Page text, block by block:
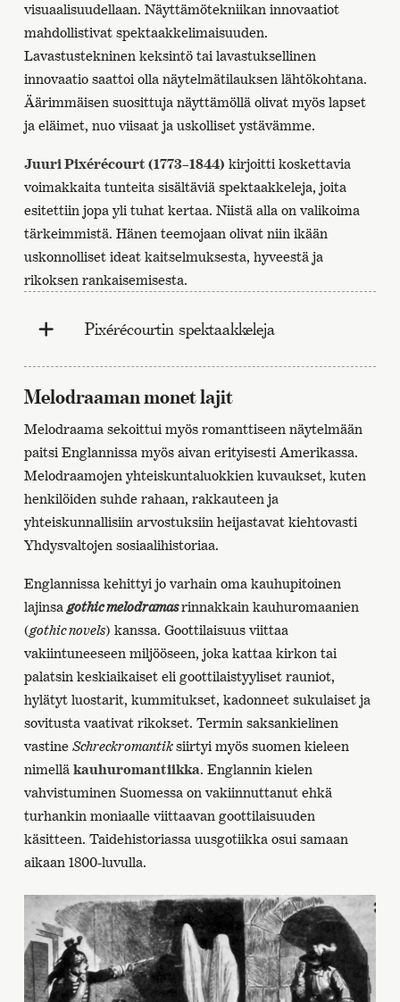
visuaalisuudellaan. Näyttämötekniikan innovaatiot
mahdollistivat spektaakkelimaisuuden.
Lavastustekninen keksintö tai lavastuksellinen
innovaatio saattoi olla näytelmätilauksen lähtökohtana.
Äärimmäisen suosittuja näyttämöllä olivat myös lapset
ja eläimet, nuo viisaat ja uskolliset ystävämme.
Juuri Pixérécourt (1773–1844) kirjoitti koskettavia
voimakkaita tunteita sisältäviä spektaakkeleja, joita
esitettiin jopa yli tuhat kertaa. Niistä alla on valikoima
tärkeimmistä. Hänen teemojaan olivat niin ikään
uskonnolliset ideat kaitselmuksesta, hyveestä ja
rikoksen rankaisemisesta.
Pixérécourtin spektaakkeleja
Melodraaman monet lajit
Melodraama sekoittui myös romanttiseen näytelmään
paitsi Englannissa myös aivan erityisesti Amerikassa.
Melodraamojen yhteiskuntaluokkien kuvaukset, kuten
henkilöiden suhde rahaan, rakkauteen ja
yhteiskunnallisiin arvostuksiin heijastavat kiehtovasti
Yhdysvaltojen sosiaalihistoriaa.
Englannissa kehittyi jo varhain oma kauhupitoinen
lajinsa gothic melodramasrinnakkain kauhuromaanien
(gothic novels) kanssa. Goottilaisuus viittaa
vakiintuneeseen miljööseen, joka kattaa kirkon tai
palatsin keskiaikaiset eli goottilaistyyliset rauniot,
hylätyt luostarit, kummitukset, kadonneet sukulaiset ja
sovitusta vaativat rikokset. Termin saksankielinen
vastine Schreckromantiksiirtyi myös suomen kieleen
nimellä kauhuromantiikka. Englannin kielen
vahvistuminen Suomessa on vakiinnuttanut ehkä
turhankin moniaalle viittaavan goottilaisuuden
käsitteen. Taidehistoriassa uusgotiikka osui samaan
aikaan 1800-luvulla.